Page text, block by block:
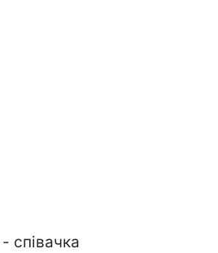
співачка